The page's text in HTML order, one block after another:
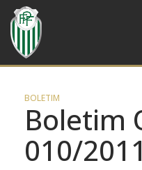
BOLETIM
Boletim
010/